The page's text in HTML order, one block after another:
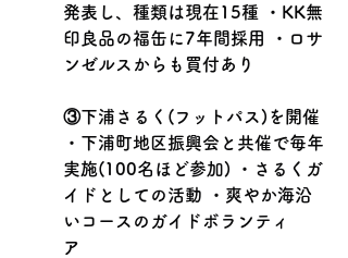
発表し、種類は現在15種 ・KK無
印良品の福缶に7年間採用 ・ロサ
ンゼルスからも買付あり
③下浦さるく(フットパス)を開催
・下浦町地区振興会と共催で毎年
実施(100名ほど参加) ・さるくガ
イドとしての活動 ・爽やか海沿
いコースのガイドボランティ
ア